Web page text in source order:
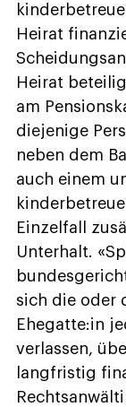
Heirat
Heirat
am
diejenige
neben dem
auch einem
Einzelfall
Unterhalt.
sich die oder
Ehegatte:in
verlassen,
langfristig